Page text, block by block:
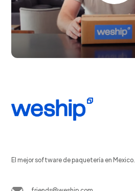
El mejor software de paquetería en Mexico.